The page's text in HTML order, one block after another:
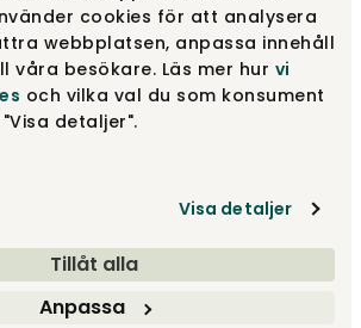
cookies för att analysera
webbplatsen, anpassa innehåll
våra besökare. Läs mer hur vi
och vilka val du som konsument
detaljer".
Visa detaljer
Tillåt alla
Anpassa
Lux | Classic Velvet 6 Anthracite 13 715 kr